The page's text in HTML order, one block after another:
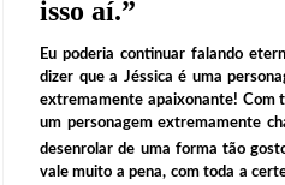
isso aí.”
Eu poderia continuar falando
dizer que a Jéssica é uma
extremamente apaixonante! Com
um personagem extremamente
desenrolar de uma forma tão
vale muito a pena, com toda a